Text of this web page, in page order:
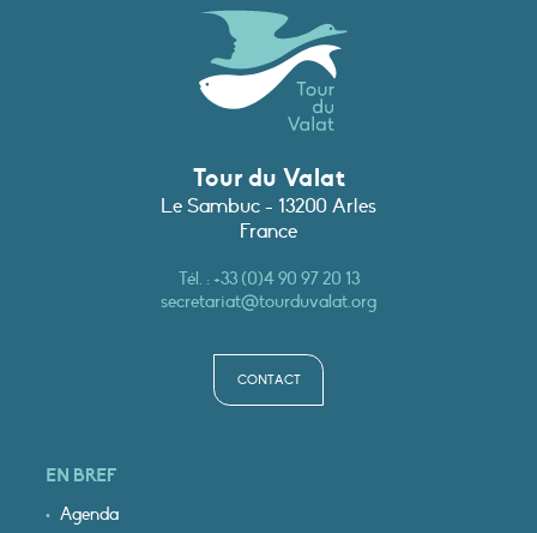
Tour du Valat
Le Sambuc - 13200 Arles
France
Tél. :+33 (0)4 90 97 20 13
secretariat@tourduvalat.org
CONTACT
EN BREF
Agenda